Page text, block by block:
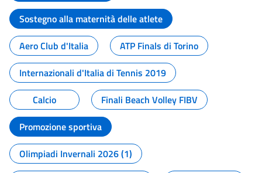
Sostegno alla maternità delle atlete
Aero Club d'Italia
ATP Finals di Torino
Internazionali d'Italia di Tennis 2019
Calcio
Finali Beach Volley FIBV
Promozione sportiva
Olimpiadi Invernali 2026 (1)